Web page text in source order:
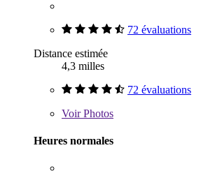
72 évaluations
Distance estimée
4,3 milles
72 évaluations
VoirPhotos
Heures normales